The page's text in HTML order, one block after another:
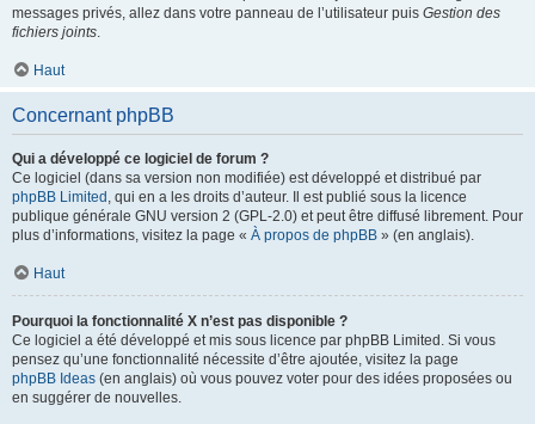
messages privés, allez dans votre panneau de l’utilisateur puis Gestion des
fichiers joints.
Haut
Concernant phpBB
Qui a développé ce logiciel de forum ?
Ce logiciel (dans sa version non modifiée) est développé et distribué par
phpBB Limited , qui en a les droits d’auteur. Il est publié sous la licence
publique générale GNU version 2 (GPL-2.0) et peut être diffusé librement. Pour
plus d’informations, visitez la page « À propos de phpBB » (en anglais).
Haut
Pourquoi la fonctionnalité X n’est pas disponible ?
Ce logiciel a été développé et mis sous licence par phpBB Limited. Si vous
pensez qu’une fonctionnalité nécessite d’être ajoutée, visitez la page
phpBB Ideas (en anglais) où vous pouvez voter pour des idées proposées ou
en suggérer de nouvelles.